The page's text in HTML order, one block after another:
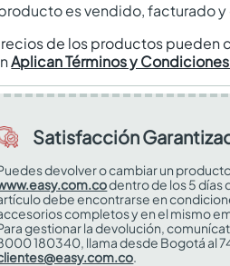
es vendido, facturado
de los productos pueden
Aplican Términos y
Satisfacción
devolver o cambiar un
dentro de los 5 días
debe encontrarse en
completos y en el mismo
gestionar la devolución,
180340, llama desde Bogotá al
.